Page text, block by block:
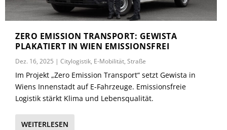
ZERO EMISSION TRANSPORT: GEWISTA
PLAKATIERT IN WIEN EMISSIONSFREI
Dez. 16, 2025 |Citylogistik, E-Mobilität,Straße
Im Projekt „Zero Emission Transport“ setzt Gewista in
Wiens Innenstadt auf E-Fahrzeuge. Emissionsfreie
Logistik stärkt Klima und Lebensqualität.
WEITERLESEN